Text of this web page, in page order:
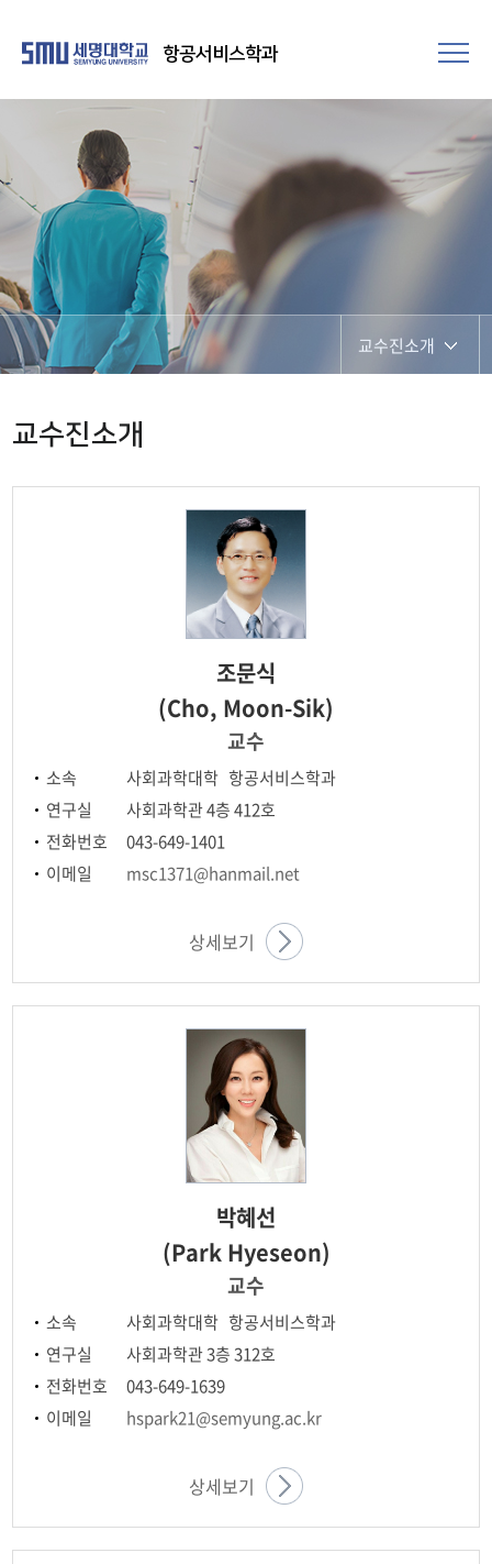
항공서비스학과
교수진소개
교수진소개
조문식
(Cho, Moon-Sik)
교수
소속
사회과학대학 항공서비스학과
연구실
사회과학관 4층 412호
전화번호
043-649-1401
이메일
msc1371@hanmail.net
상세보기
박혜선
(Park Hyeseon)
교수
소속
사회과학대학 항공서비스학과
연구실
사회과학관 3층 312호
전화번호
043-649-1639
이메일
hspark21@semyung.ac.kr
상세보기